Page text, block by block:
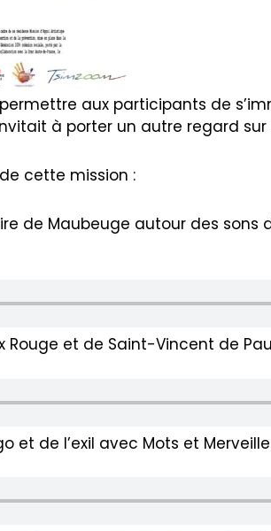
aux participants de
à porter un autre regard
cette mission :
de Maubeuge autour des
Rouge et de Saint-Vincent de
et de l’exil avec Mots et